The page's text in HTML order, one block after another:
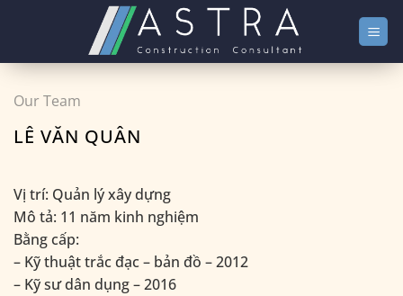
Our Team
LÊ VĂN QUÂN
Vị trí: Quản lý xây dựng
Mô tả: 11 năm kinh nghiệm
Bằng cấp:
– Kỹ thuật trắc đạc – bản đồ – 2012
– Kỹ sư dân dụng – 2016